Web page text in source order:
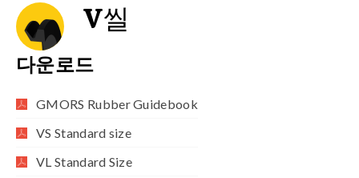
V씰
다운로드
GMORS Rubber Guidebook
VS Standard size
VL Standard Size